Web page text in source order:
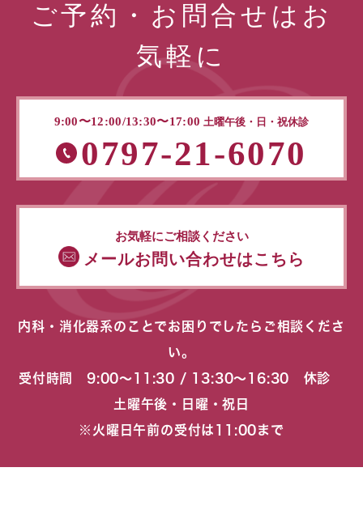
ご予約・お問合せはお
気軽に
9:00〜12:00/13:30〜17:00 土曜午後・日・祝休診
0797-21-6070
お気軽にご相談ください
メールお問い合わせはこちら
内科・消化器系のことでお困りでしたらご相談くださ
い。
受付時間 9:00〜11:30 / 13:30〜16:30 休診
土曜午後・日曜・祝日
※火曜日午前の受付は11:00まで